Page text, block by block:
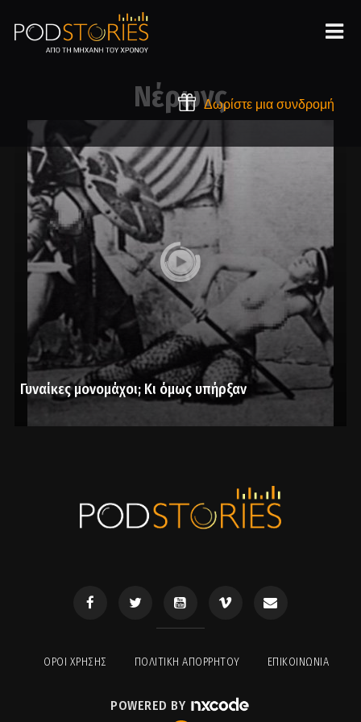
Δωρίστε μια συνδρομή
Νέρωνς
Γυναίκες μονομάχοι; Κι όμως υπήρξαν
ΟΡΟΙ ΧΡΉΣΗΣ ΠΟΛΙΤΙΚΉ ΑΠΟΡΡΉΤΟΥ ΕΠΙΚΟΙΝΩΝΊΑ
POWERED BY